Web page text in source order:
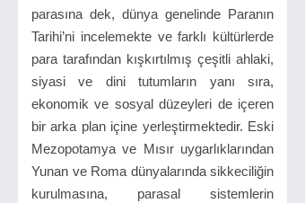
parasına dek, dünya genelinde Paranın
Tarihi’ni incelemekte ve farklı kültürlerde
para tarafından kışkırtılmış çeşitli ahlaki,
siyasi ve dini tutumların yanı sıra,
ekonomik ve sosyal düzeyleri de içeren
bir arka plan içine yerleştirmektedir. Eski
Mezopotamya ve Mısır uygarlıklarından
Yunan ve Roma dünyalarında sikkeciliğin
kurulmasına, parasal sistemlerin